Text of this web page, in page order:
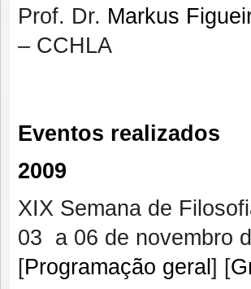
Prof. Dr. Markus
– CCHLA
Eventos realizados
2009
XIX Semana de
03 a 06 de novembro
[Programação geral ] [